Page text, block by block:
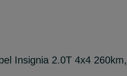
Insignia 2.0T 4x4 260km,